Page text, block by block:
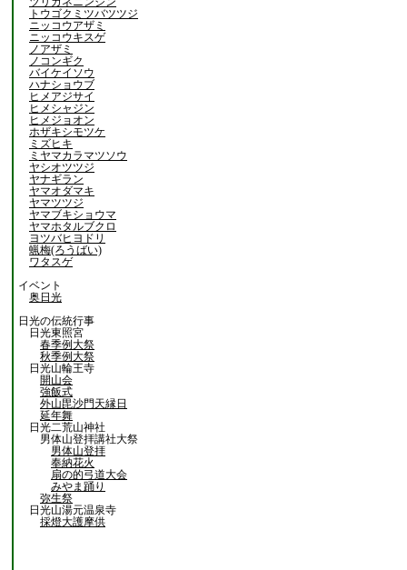
トウゴクミツバツツジ
ニッコウアザミ
ニッコウキスゲ
ノアザミ
ノコンギク
バイケイソウ
ハナショウブ
ヒメアジサイ
ヒメシャジン
ヒメジョオン
ホザキシモツケ
ミズヒキ
ミヤマカラマツソウ
ヤシオツツジ
ヤナギラン
ヤマオダマキ
ヤマツツジ
ヤマブキショウマ
ヤマホタルブクロ
ヨツバヒヨドリ
蝋梅(ろうばい)
ワタスゲ
イベント
奥日光
日光の伝統行事
日光東照宮
春季例大祭
秋季例大祭
日光山輪王寺
開山会
強飯式
外山毘沙門天縁日
延年舞
日光二荒山神社
男体山登拝講社大祭
男体山登拝
奉納花火
扇の的弓道大会
みやま踊り
弥生祭
日光山湯元温泉寺
採燈大護摩供